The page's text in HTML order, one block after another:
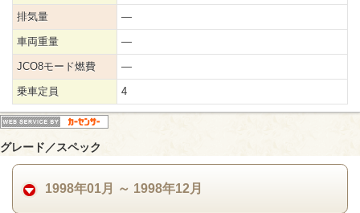
排気量 ―
車両重量 ―
JCO8モード燃費 ―
乗車定員 4
グレード／スペック
1998年01月 ～ 1998年12月